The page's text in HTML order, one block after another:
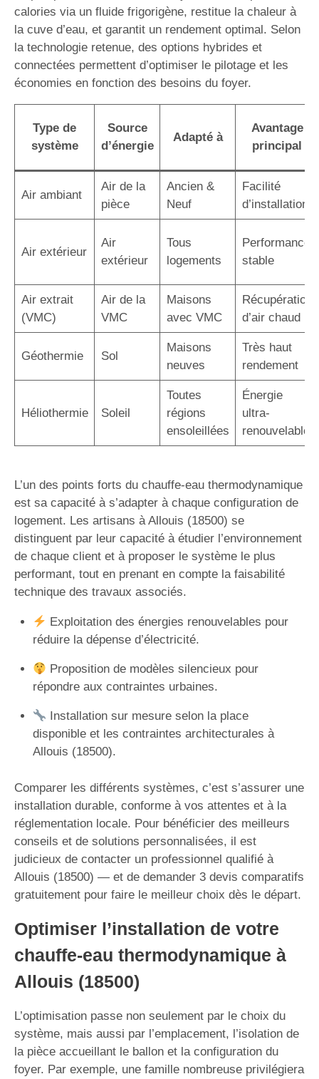
calories via un fluide frigorigène, restitue la chaleur à
la cuve d’eau, et garantit un rendement optimal. Selon
la technologie retenue, des options hybrides et
connectées permettent d’optimiser le pilotage et les
économies en fonction des besoins du foyer.
Type de
système
Source
d’énergie
Adapté à
Avantage
principal
Air ambiant
Air de la
pièce
Ancien &
Neuf
Facilité
d’installation
Air extérieur
Air
extérieur
Tous
logements
Performance
stable
Air extrait
(VMC)
Air de la
VMC
Maisons
avec VMC
Récupération
d’air chaud
Géothermie Sol
Maisons
neuves
Très haut
rendement
Héliothermie Soleil
Toutes
régions
ensoleillées
Énergie
ultra-
renouvelable
L’un des points forts du chauffe-eau thermodynamique
est sa capacité à s’adapter à chaque configuration de
logement. Les artisans à Allouis (18500) se
distinguent par leur capacité à étudier l’environnement
de chaque client et à proposer le système le plus
performant, tout en prenant en compte la faisabilité
technique des travaux associés.
Exploitation des énergies renouvelables pour
réduire la dépense d’électricité.
Proposition de modèles silencieux pour
répondre aux contraintes urbaines.
Installation sur mesure selon la place
disponible et les contraintes architecturales à
Allouis (18500).
Comparer les différents systèmes, c’est s’assurer une
installation durable, conforme à vos attentes et à la
réglementation locale. Pour bénéficier des meilleurs
conseils et de solutions personnalisées, il est
judicieux de contacter un professionnel qualifié à
Allouis (18500) — et de demander 3 devis comparatifs
gratuitement pour faire le meilleur choix dès le départ.
Optimiser l’installation de votre
chauffe-eau thermodynamique à
Allouis (18500)
L’optimisation passe non seulement par le choix du
système, mais aussi par l’emplacement, l’isolation de
la pièce accueillant le ballon et la configuration du
foyer. Par exemple, une famille nombreuse privilégiera